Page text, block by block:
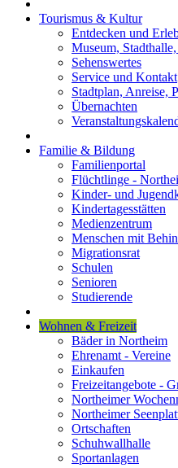
Tourismus & Kultur
Entdecken und
Museum,
Sehenswertes
Service und Kontakt
Stadtplan, Anreise,
Übernachten
Familie & Bildung
Familienportal
Flüchtlinge -
Kinder- und
Kindertagesstätten
Medienzentrum
Menschen mit
Migrationsrat
Schulen
Senioren
Studierende
Wohnen & Freizeit
Bäder in Northeim
Ehrenamt - Vereine
Einkaufen
Freizeitangebote -
Northeimer
Northeimer
Ortschaften
Schuhwallhalle
Sportanlagen